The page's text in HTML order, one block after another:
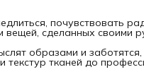
почувствовать
вещей, сделанных своими
образами и
тканей до